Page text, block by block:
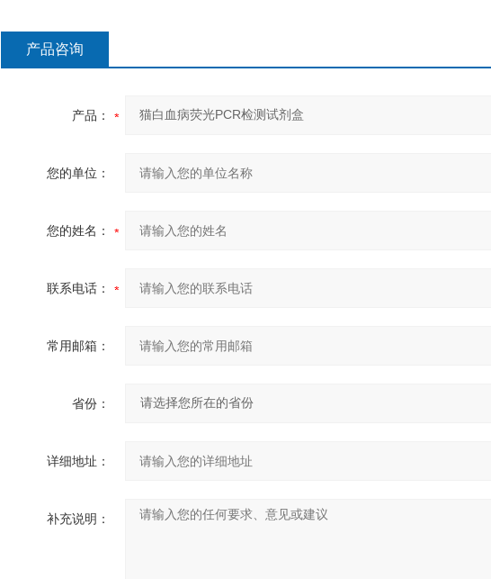
产品咨询
产品：
您的单位：
您的姓名：
联系电话：
常用邮箱：
省份：
详细地址：
补充说明：